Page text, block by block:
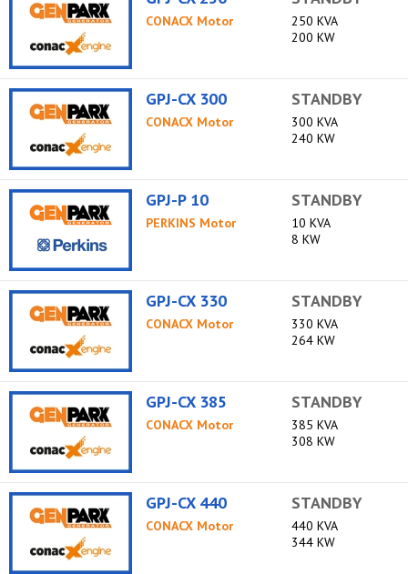
CONACX Motor
250 KVA
200 KW
GPJ-CX 300
CONACX Motor
STANDBY
300 KVA
240 KW
GPJ-P 10
PERKINS Motor
STANDBY
10 KVA
8 KW
GPJ-CX 330
CONACX Motor
STANDBY
330 KVA
264 KW
GPJ-CX 385
CONACX Motor
STANDBY
385 KVA
308 KW
GPJ-CX 440
CONACX Motor
STANDBY
440 KVA
344 KW